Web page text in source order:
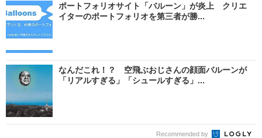
ポートフォリオサイト「バルーン」が炎上 クリエ
イターのポートフォリオを第三者が勝...
なんだこれ！？ 空飛ぶおじさんの顔面バルーンが
「リアルすぎる」「シュールすぎる」...
Recommended by